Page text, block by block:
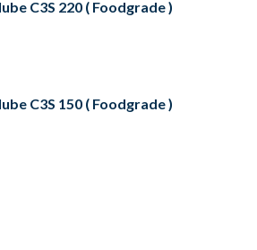
C3S 220 ( Foodgrade )
C3S 150 ( Foodgrade )